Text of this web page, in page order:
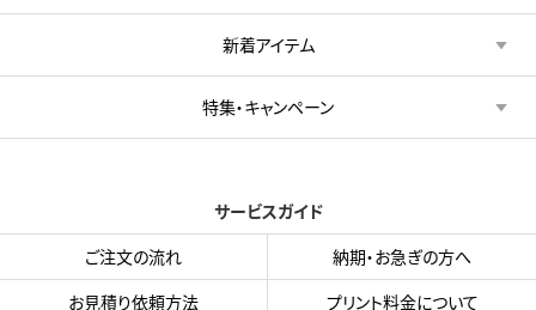
新着アイテム
特集・キャンペーン
サービスガイド
ご注文の流れ
納期・お急ぎの方へ
お見積り依頼方法
プリント料金について